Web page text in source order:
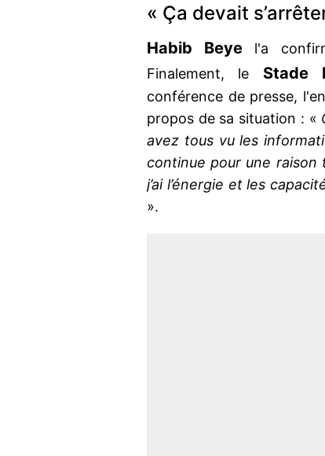
« Ça devait
Habib Beye l'a
Finalement, le Stade
conférence de presse,
propos de sa situation : «
avez tous vu les
continue pour une raison
j’ai l’énergie et les
».